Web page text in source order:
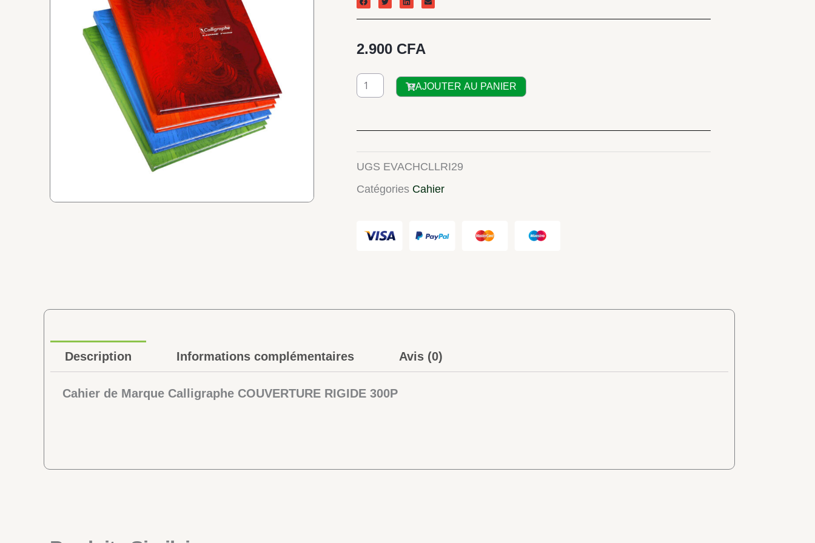
2.900 CFA
quantité
de
COUVERTURE
RIGIDE
300P
AJOUTER AU PANIER
UGS EVACHCLLRI29
Catégories Cahier
Description Informations complémentaires Avis (0)
Cahier de Marque Calligraphe COUVERTURE RIGIDE 300P